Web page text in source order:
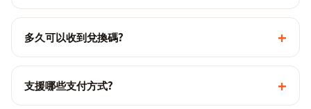
多久可以收到兌換碼? +
支援哪些支付方式? +